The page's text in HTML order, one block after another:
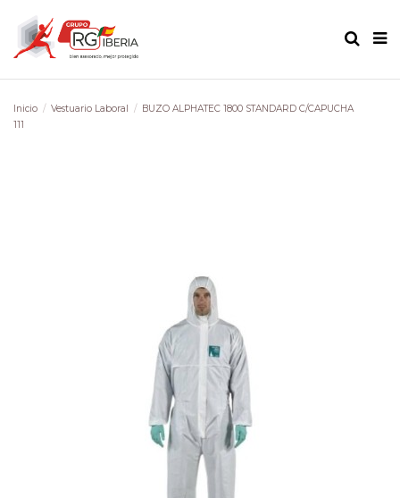
Inicio Vestuario Laboral
BUZO ALPHATEC 1800 STANDARD C/CAPUCHA
111